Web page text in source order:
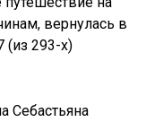
вернулась в
(из 293-х)
Себастьяна